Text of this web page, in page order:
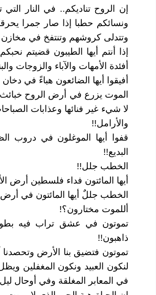
إن الروح تناديكم.. في النار
ونسائكم حطبا إذا صار جمرا
وتتدلى كروشهم وتنتفخ في مخازن
إذا أنتم أيها الطيبون قضيتم
أفئدة الأمهات والآباء والزوجات
أفيقوا أيها الضائعون هباءً في
الموت يزرع في أرض الروح
لا شيء غير فنائها وعذابات
والأرامل!!
قفوا أيها الموغلون في دروب
البديع!!
الخطب جلل!!
أيها المائتون فداء فلسطين أرض
الخطب جللٌ أيها المائتون في
أللموت مختارون؟!
تموتون في عشق تراب فيه
ذاهبون!!
تموتون فتضيق بنا الأرض
لنكون العبيد ونكون المغفلين
في المعابر المغلقة وفي أوحال